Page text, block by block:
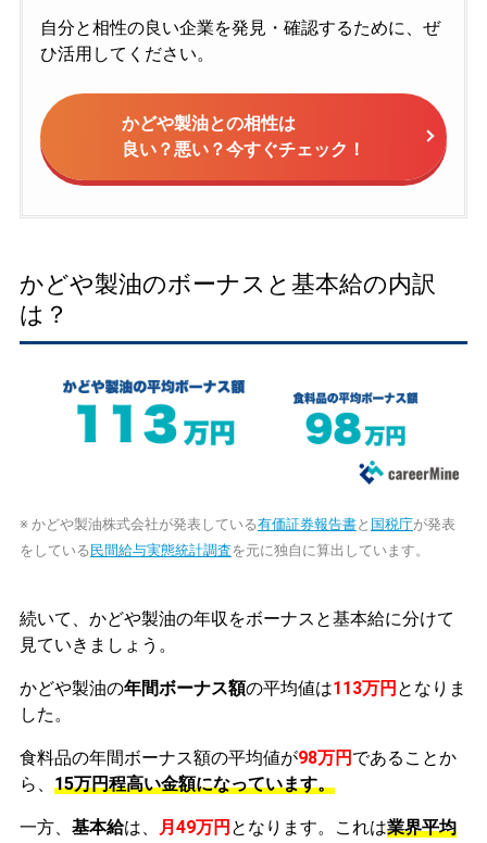
自分と相性の良い企業を発見・確認するために、ぜ
ひ活用してください。
かどや製油との相性は
良い？悪い？今すぐチェック！
かどや製油のボーナスと基本給の内訳
は？
※ かどや製油株式会社が発表している有価証券報告書と 国税庁が発表
をしている 民間給与実態統計調査を元に独自に算出しています。
続いて、かどや製油の年収をボーナスと基本給に分けて
見ていきましょう。
かどや製油の年間ボーナス額の平均値は113万円 となりま
した。
食料品の年間ボーナス額の平均値が98万円 であることか
ら、 15万円程高い金額になっています。
一方、 基本給は、 月49万円 となります。これは業界平均